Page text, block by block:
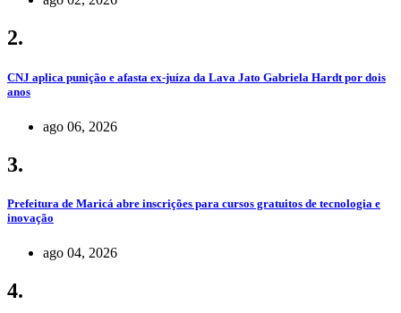
2.
CNJ aplica punição e afasta ex-juíza da Lava Jato Gabriela Hardt por dois
anos
ago 06, 2026
3.
Prefeitura de Maricá abre inscrições para cursos gratuitos de tecnologia e
inovação
ago 04, 2026
4.